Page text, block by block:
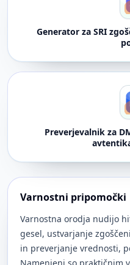
Generator za SRI
Preverjevalnik za
Varnostni pripomočki
Varnostna orodja nudijo
gesel, ustvarjanje
in preverjanje vrednosti,